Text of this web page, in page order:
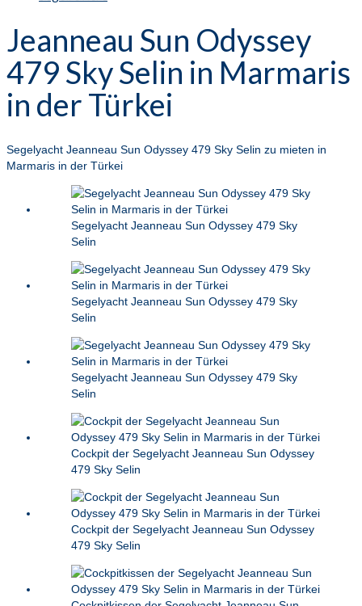
Jeanneau Sun Odyssey
479 Sky Selin in Marmaris
in der Türkei
Segelyacht Jeanneau Sun Odyssey 479 Sky Selin zu mieten in
Marmaris in der Türkei
Segelyacht Jeanneau Sun Odyssey 479 Sky
Selin
Segelyacht Jeanneau Sun Odyssey 479 Sky
Selin
Segelyacht Jeanneau Sun Odyssey 479 Sky
Selin
Cockpit der Segelyacht Jeanneau Sun Odyssey
479 Sky Selin
Cockpit der Segelyacht Jeanneau Sun Odyssey
479 Sky Selin